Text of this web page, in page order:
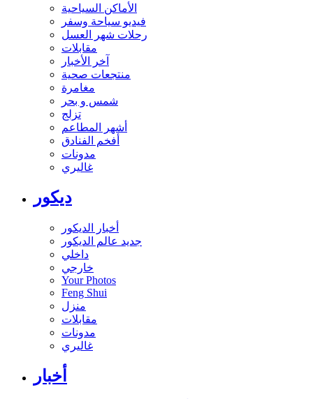
الأماكن السياحية
فيديو سياحة وسفر
رحلات شهر العسل
مقابلات
آخر الأخبار
منتجعات صحية
مغامرة
شمس و بحر
تزلج
أشهر المطاعم
أفخم الفنادق
مدونات
غاليري
ديكور
أخبار الديكور
جديد عالم الديكور
داخلي
خارجي
Your Photos
Feng Shui
منزل
مقابلات
مدونات
غاليري
أخبار